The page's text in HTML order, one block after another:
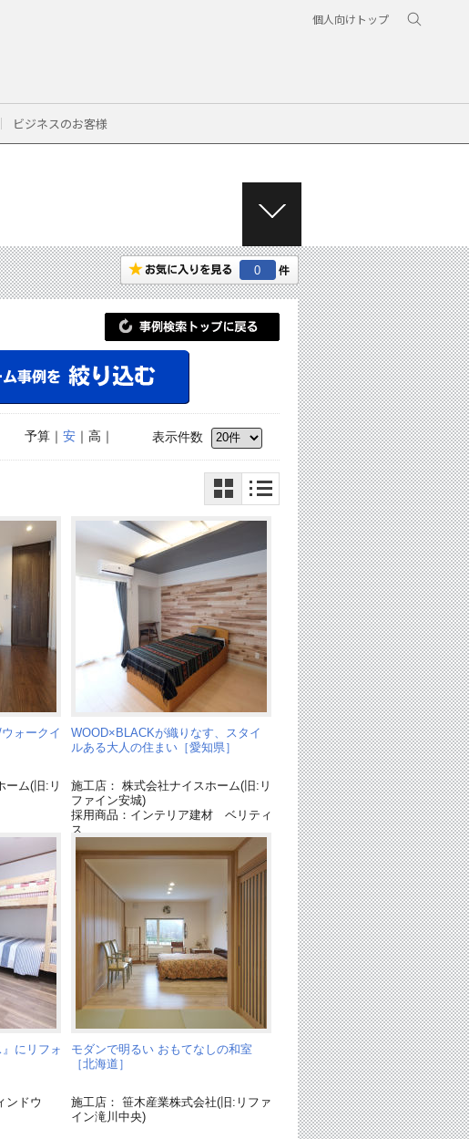
個人向けトップ
ビジネスのお客様
E
N 0
表示件数
予算｜ 安｜高｜
ォークイ
ーム(旧:リ
WOOD×BLACKが織りなす、スタイ
ルある大人の住まい［愛知県］
施工店： 株式会社ナイスホーム(旧:リ
ファイン安城)
採用商品：インテリア建材 ベリティ
ス
採用商品：LED照明 ダウンライト
にリフォ
ンドウ
モダンで明るい おもてなしの和室
［北海道］
施工店： 笹木産業株式会社(旧:リファ
イン滝川中央)